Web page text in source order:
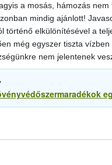
a mosás, hámozás
mindig ajánlott!
történő elkülönítésével a
még egyszer tiszta
nem jelentenek